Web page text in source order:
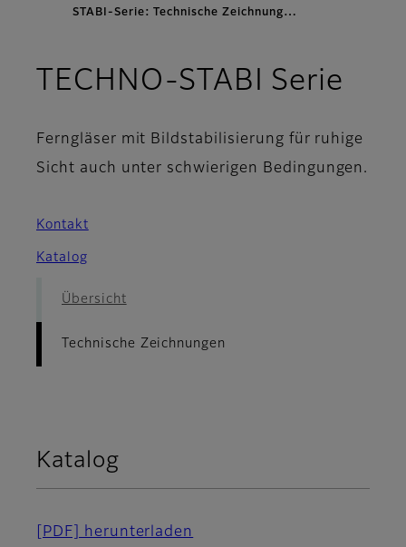
STABI-Serie: Technische Zeichnung…
TECHNO-STABI Serie
Ferngläser mit Bildstabilisierung für ruhige
Sicht auch unter schwierigen Bedingungen.
Kontakt
Katalog
Übersicht
Technische Zeichnungen
Katalog
[PDF] herunterladen